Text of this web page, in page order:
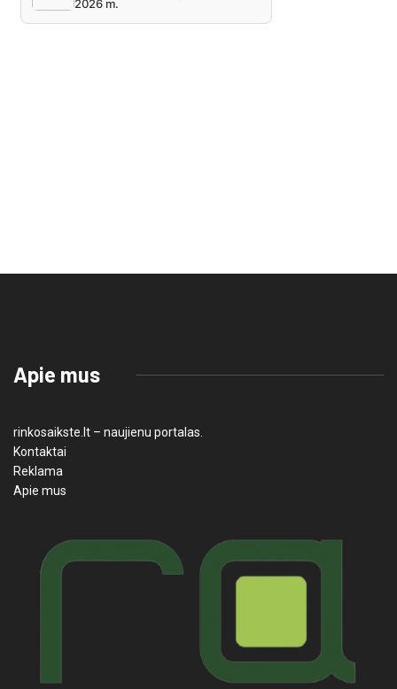
Apie mus
rinkosaikste.lt – naujienu portalas.
Kontaktai
Reklama
Apie mus